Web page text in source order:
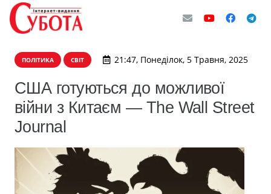
ПОЛІТИКА СВІТ 21:47, Понеділок, 5 Травня, 2025
США готуються до можливої
війни з Китаєм — The Wall Street
Journal